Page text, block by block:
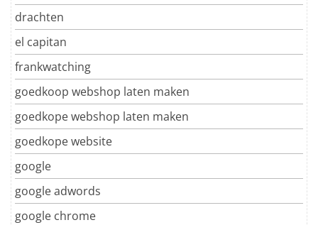
drachten
el capitan
frankwatching
goedkoop webshop laten maken
goedkope webshop laten maken
goedkope website
google
google adwords
google chrome